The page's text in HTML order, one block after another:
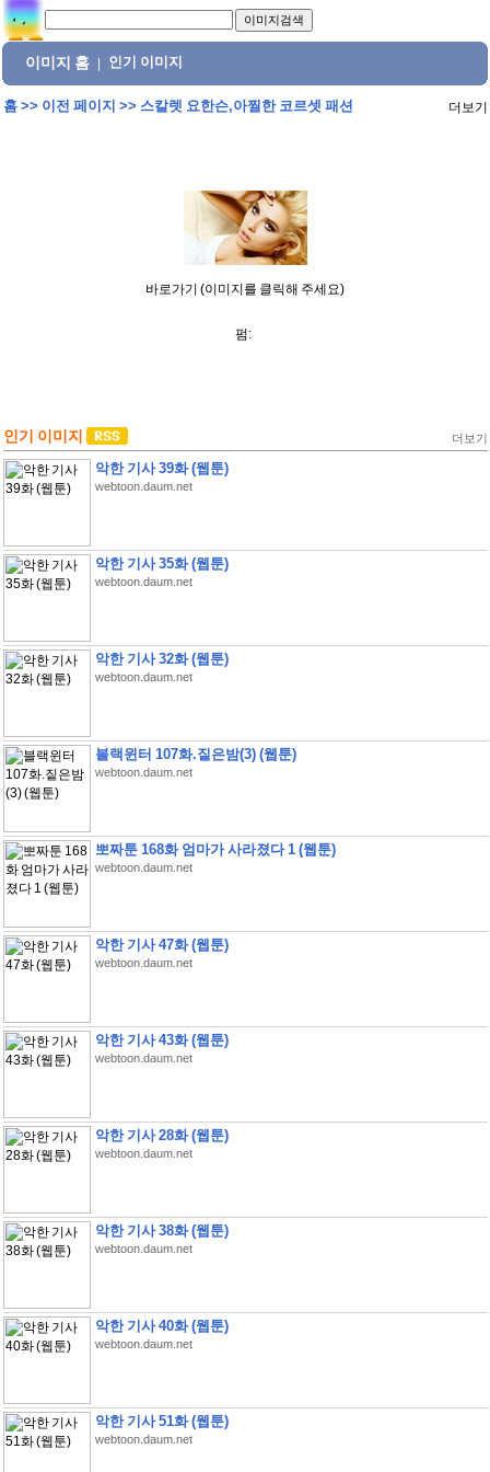
이미지 홈 인기 이미지
홈>> 이전 페이지 >> 스칼렛 요한슨,아찔한 코르셋 패션 더보기
바로가기 (이미지를 클릭해 주세요)
펌:
인기 이미지 더보기
악한 기사 39화 (웹툰)
webtoon.daum.net
악한 기사 35화 (웹툰)
webtoon.daum.net
악한 기사 32화 (웹툰)
webtoon.daum.net
블랙윈터 107화.짙은밤(3) (웹툰)
webtoon.daum.net
뽀짜툰 168화 엄마가 사라졌다 1 (웹툰)
webtoon.daum.net
악한 기사 47화 (웹툰)
webtoon.daum.net
악한 기사 43화 (웹툰)
webtoon.daum.net
악한 기사 28화 (웹툰)
webtoon.daum.net
악한 기사 38화 (웹툰)
webtoon.daum.net
악한 기사 40화 (웹툰)
webtoon.daum.net
악한 기사 51화 (웹툰)
webtoon.daum.net